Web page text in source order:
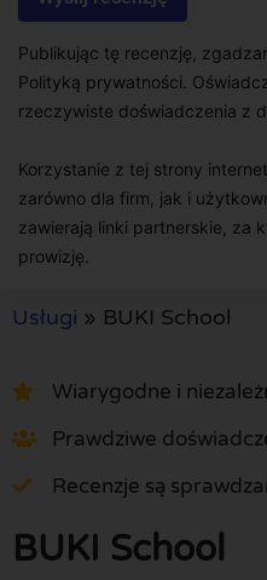
Publikując tę recenzję,
Polityką prywatności.
rzeczywiste doświadczenia z
Korzystanie z tej strony
zarówno dla firm, jak i
zawierają linki partnerskie, za
prowizję.
Usługi » BUKI School
Wiarygodne i
Prawdziwe
Recenzje są
BUKI School